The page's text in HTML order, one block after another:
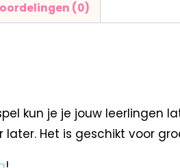
(0)
kun je je jouw leerlingen
later. Het is geschikt voor